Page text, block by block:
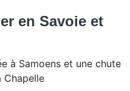
en Savoie et
à Samoens et une chute
Chapelle